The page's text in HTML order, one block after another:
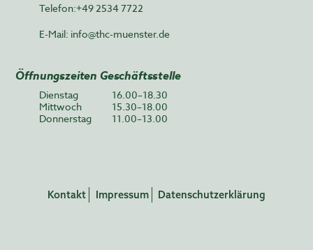
Telefon:+49 2534 7722
E-Mail: info@thc-muenster.de
Öffnungszeiten Geschäftsstelle
Dienstag
16.00–18.30
Mittwoch
15.30–18.00
Donnerstag
11.00–13.00
Kontakt Impressum Datenschutzerklärung